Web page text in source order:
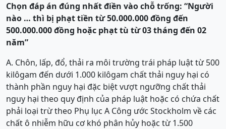
Chọn đáp án đúng nhất điền vào chỗ trống: “Người
nào … thì bị phạt tiền từ 50.000.000 đồng đến
500.000.000 đồng hoặc phạt tù từ 03 tháng đến 02
năm”
A. Chôn, lấp, đổ, thải ra môi trường trái pháp luật từ 500
kilôgam đến dưới 1.000 kilôgam chất thải nguy hại có
thành phần nguy hại đặc biệt vượt ngưỡng chất thải
nguy hại theo quy định của pháp luật hoặc có chứa chất
phải loại trừ theo Phụ lục A Công ước Stockholm về các
chất ô nhiễm hữu cơ khó phân hủy hoặc từ 1.500